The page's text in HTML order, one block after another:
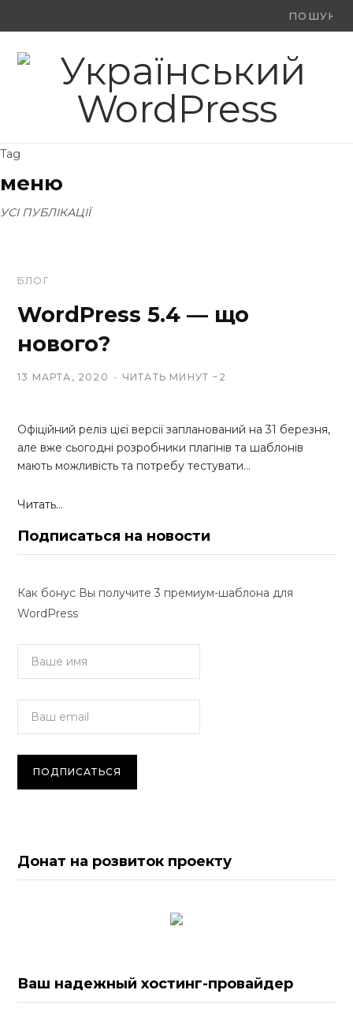
Ви
F X
(
Y
o
Tag
меню
УСІ ПУБЛІКАЦІЇ
БЛОГ
WordPress 5.4 — що
нового?
13 МАРТА, 2020 ЧИТАТЬ МИНУТ ~2
Офіційний реліз цієї версії запланований на 31 березня,
але вже сьогодні розробники плагінів та шаблонів
мають можливість та потребу тестувати…
Читать...
Подписаться на новости
Как бонус Вы получите 3 премиум-шаблона для
WordPress
Донат на розвиток проекту
Ваш надежный хостинг-провайдер